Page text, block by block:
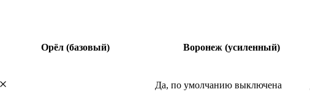
Орёл (базовый) Воронеж (усиленный)
Да, по умолчанию выключена